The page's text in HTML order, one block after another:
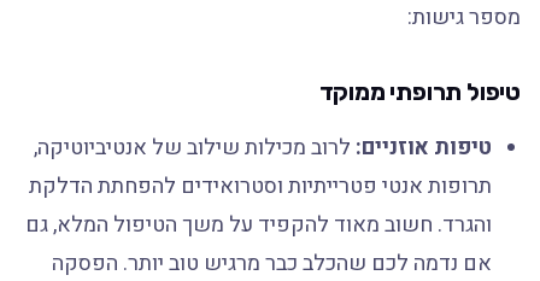
מספר גישות:
טיפול תרופתי ממוקד
טיפות אוזניים:לרוב מכילות שילוב של אנטיביוטיקה,
תרופות אנטי פטרייתיות וסטרואידים להפחתת הדלקת
והגרד. חשוב מאוד להקפיד על משך הטיפול המלא, גם
אם נדמה לכם שהכלב כבר מרגיש טוב יותר. הפסקה